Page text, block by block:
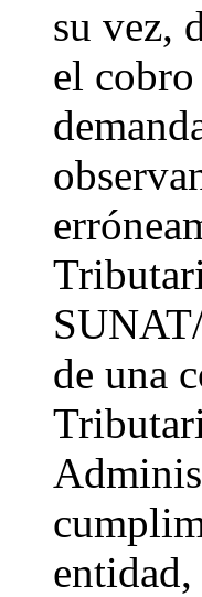
su vez,
el
de una